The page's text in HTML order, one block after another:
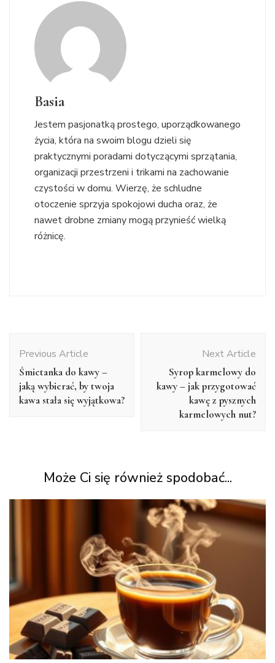
Basia
Jestem pasjonatką prostego, uporządkowanego
życia, która na swoim blogu dzieli się
praktycznymi poradami dotyczącymi sprzątania,
organizacji przestrzeni i trikami na zachowanie
czystości w domu. Wierzę, że schludne
otoczenie sprzyja spokojowi ducha oraz, że
nawet drobne zmiany mogą przynieść wielką
różnicę.
Navigation
Previous Article
Śmietanka do kawy –
jaką wybierać, by twoja
kawa stała się wyjątkowa?
Next Article
Syrop karmelowy do
kawy – jak przygotować
kawę z pysznych
karmelowych nut?
Może Ci się również spodobać...